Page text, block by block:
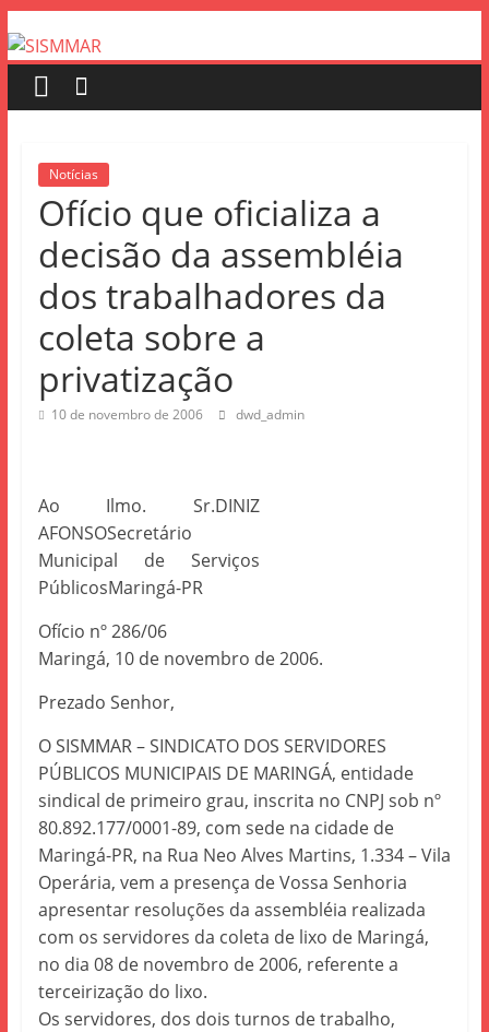
Notícias
Ofício que oficializa a
decisão da assembléia
dos trabalhadores da
coleta sobre a
privatização
10 de novembro de 2006 dwd_admin
Ao Ilmo. Sr.DINIZ
AFONSOSecretário
Municipal de Serviços
PúblicosMaringá-PR
Ofício nº 286/06
Maringá, 10 de novembro de 2006.
Prezado Senhor,
O SISMMAR – SINDICATO DOS SERVIDORES
PÚBLICOS MUNICIPAIS DE MARINGÁ, entidade
sindical de primeiro grau, inscrita no CNPJ sob nº
80.892.177/0001-89, com sede na cidade de
Maringá-PR, na Rua Neo Alves Martins, 1.334 – Vila
Operária, vem a presença de Vossa Senhoria
apresentar resoluções da assembléia realizada
com os servidores da coleta de lixo de Maringá,
no dia 08 de novembro de 2006, referente a
terceirização do lixo.
Os servidores, dos dois turnos de trabalho,